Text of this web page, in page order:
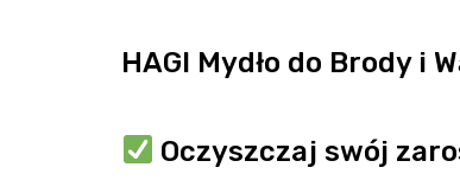
HAGI Mydło do Brody i
Oczyszczaj swój